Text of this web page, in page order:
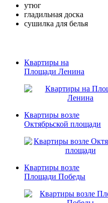
утюг
гладильная доска
сушилка для белья
Квартиры на
Площади Ленина
Квартиры возле
Октябрьской площади
Квартиры возле
Площади Победы